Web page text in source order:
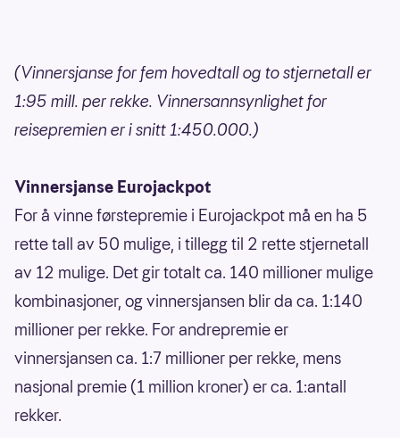
(Vinnersjanse for fem hovedtall og to stjernetall er
1:95 mill. per rekke. Vinnersannsynlighet for
reisepremien er i snitt 1:450.000.)
Vinnersjanse Eurojackpot
For å vinne førstepremie i Eurojackpot må en ha 5
rette tall av 50 mulige, i tillegg til 2 rette stjernetall
av 12 mulige. Det gir totalt ca. 140 millioner mulige
kombinasjoner, og vinnersjansen blir da ca. 1:140
millioner per rekke. For andrepremie er
vinnersjansen ca. 1:7 millioner per rekke, mens
nasjonal premie (1 million kroner) er ca. 1:antall
rekker.